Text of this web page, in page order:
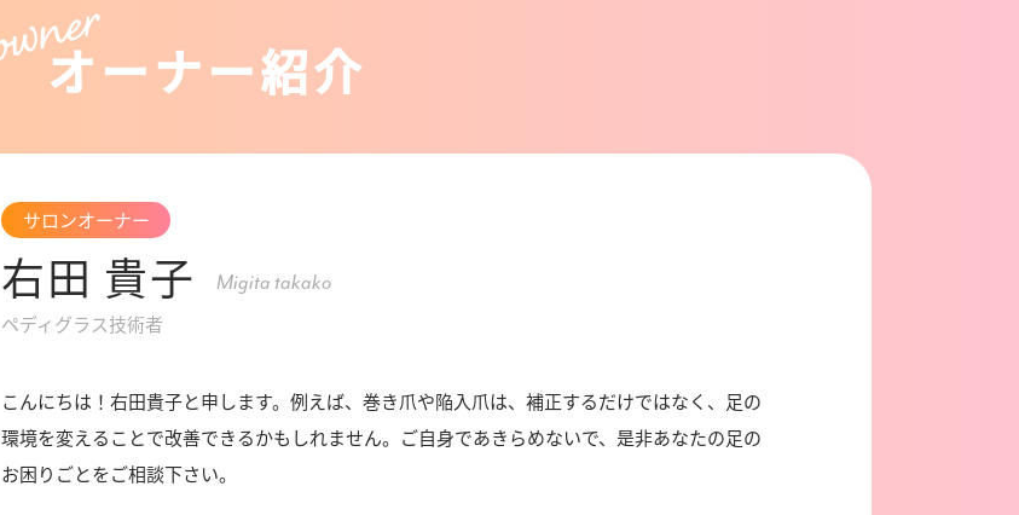
オーナー紹介
サロンオーナー
右田 貴子 Migita takako
ペディグラス技術者
こんにちは！右田貴子と申します。例えば、巻き爪や陥入爪は、補正するだけではなく、足の
環境を変えることで改善できるかもしれません。ご自身であきらめないで、是非あなたの足の
お困りごとをご相談下さい。